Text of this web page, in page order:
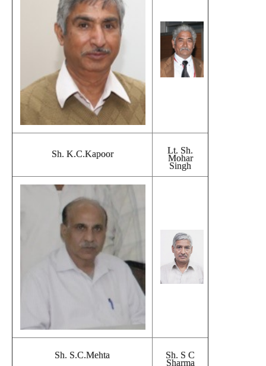
Sh. K.C.Kapoor Lt. Sh.
Mohar
Singh
Sh. S.C.Mehta Sh. S C
Sharma